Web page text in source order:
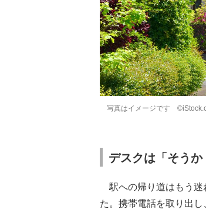
写真はイメージです
デスクは「そう
駅への帰り道はもう迷
た。携帯電話を取り出し